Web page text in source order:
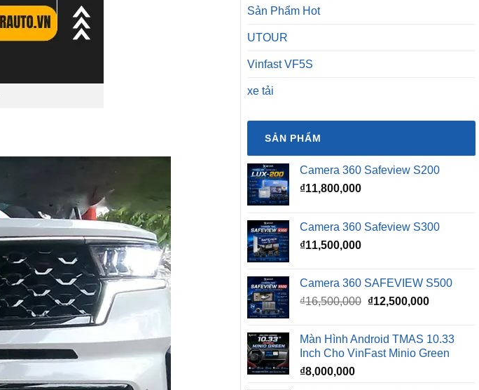
Sản Phẩm Hot
UTOUR
Vinfast VF5S
xe tải
SẢN PHẨM
Camera 360 Safeview S200
₫11,800,000
Camera 360 Safeview S300
₫11,500,000
Camera 360 SAFEVIEW S500
₫16,500,000 Giá
₫16,500,000.
₫12,500,000Giá
là:
Màn Hình Android TMAS 10.33
Inch Cho VinFast Minio Green
₫8,000,000